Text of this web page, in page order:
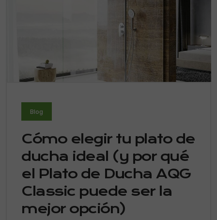
Blog
Cómo elegir tu plato de
ducha ideal (y por qué
el Plato de Ducha AQG
Classic puede ser la
mejor opción)